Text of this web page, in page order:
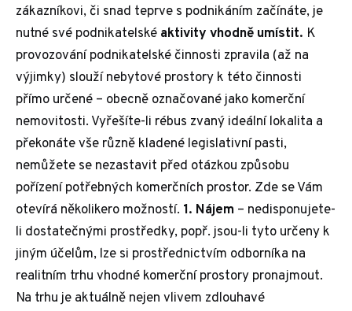
zákazníkovi, či snad teprve s podnikáním začínáte, je
nutné své podnikatelské aktivity vhodně umístit. K
provozování podnikatelské činnosti zpravila (až na
výjimky) slouží nebytové prostory k této činnosti
přímo určené – obecně označované jako komerční
nemovitosti. Vyřešíte-li rébus zvaný ideální lokalita a
překonáte vše různě kladené legislativní pasti,
nemůžete se nezastavit před otázkou způsobu
pořízení potřebných komerčních prostor. Zde se Vám
otevírá několikero možností. 1. Nájem – nedisponujete-
li dostatečnými prostředky, popř. jsou-li tyto určeny k
jiným účelům, lze si prostřednictvím odborníka na
realitním trhu vhodné komerční prostory pronajmout.
Na trhu je aktuálně nejen vlivem zdlouhavé